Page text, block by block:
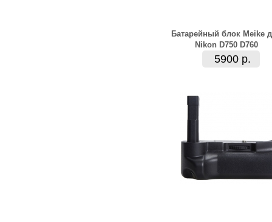
Батарейный блок Meike
Nikon D750 D760
5900 р.